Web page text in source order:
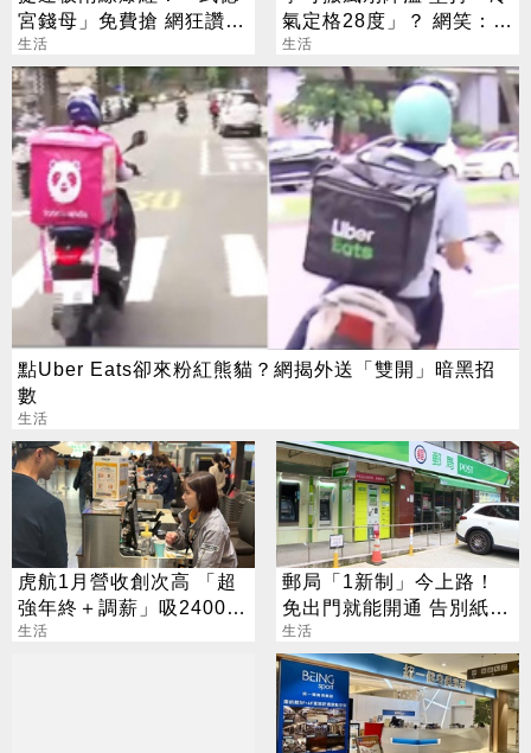
宮錢母」免費搶 網狂讚：
行銷太狂
生活
氣定格28度」？ 網笑：全
台長輩通病
生活
點Uber Eats卻來粉紅熊貓？網揭外送「雙開」暗黑招
數
生活
虎航1月營收創次高 「超
強年終＋調薪」吸2400人
應徵
生活
郵局「1新制」今上路！
免出門就能開通 告別紙本
不用跑臨櫃
生活